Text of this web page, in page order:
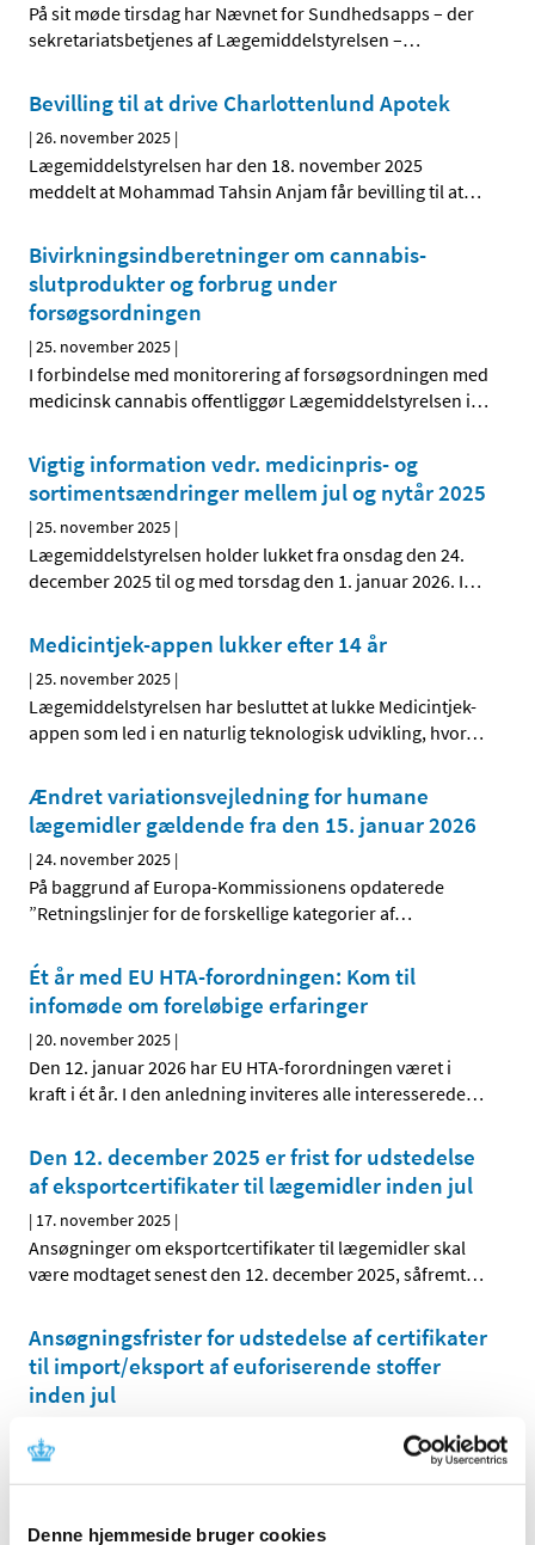
Denne hjemmeside bruger cookies
På sit møde tirsdag har Nævnet for Sundhedsapps – der
sekretariatsbetjenes af Lægemiddelstyrelsen –…
Bevilling til at drive Charlottenlund Apotek
|26. november 2025 |
Lægemiddelstyrelsen har den 18. november 2025
meddelt at Mohammad Tahsin Anjam får bevilling til at…
Bivirkningsindberetninger om cannabis-
slutprodukter og forbrug under
forsøgsordningen
|25. november 2025 |
I forbindelse med monitorering af forsøgsordningen med
medicinsk cannabis offentliggør Lægemiddelstyrelsen i…
Vigtig information vedr. medicinpris- og
sortimentsændringer mellem jul og nytår 2025
|25. november 2025 |
Lægemiddelstyrelsen holder lukket fra onsdag den 24.
december 2025 til og med torsdag den 1. januar 2026. I…
Medicintjek-appen lukker efter 14 år
|25. november 2025 |
Lægemiddelstyrelsen har besluttet at lukke Medicintjek-
appen som led i en naturlig teknologisk udvikling, hvor…
Ændret variationsvejledning for humane
lægemidler gældende fra den 15. januar 2026
|24. november 2025 |
På baggrund af Europa-Kommissionens opdaterede
”Retningslinjer for de forskellige kategorier af…
Ét år med EU HTA-forordningen: Kom til
infomøde om foreløbige erfaringer
|20. november 2025 |
Den 12. januar 2026 har EU HTA-forordningen været i
kraft i ét år. I den anledning inviteres alle interesserede…
Den 12. december 2025 er frist for udstedelse
af eksportcertifikater til lægemidler inden jul
| 17. november 2025 |
Ansøgninger om eksportcertifikater til lægemidler skal
være modtaget senest den 12. december 2025, såfremt…
Ansøgningsfrister for udstedelse af certifikater
til import/eksport af euforiserende stoffer
inden jul
Ansøgninger om import/eksport certifikater, som
modtages via NDS Web, skal være modtaget senest den…